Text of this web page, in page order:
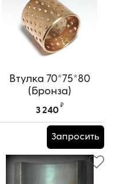
Втулка 70*75*80
(бронза)
3 240
₽
Запросить